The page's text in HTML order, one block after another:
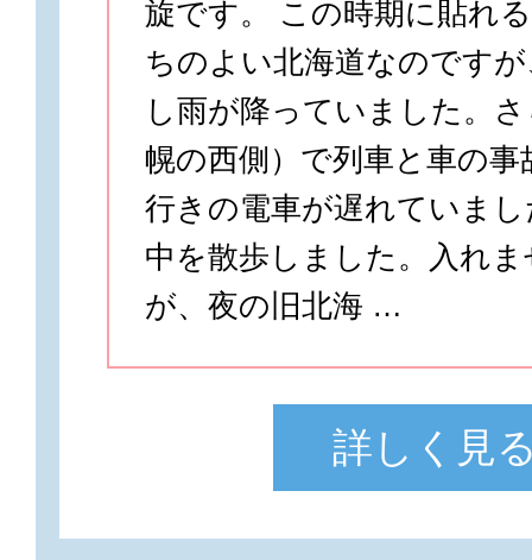
旋です。 この時期に貼れ
ちのよい北海道なのです
し雨が降っていました。
幌の西側）で列車と車の
行きの電車が遅れていま
中を散歩しました。入れ
が、夜の旧北海 …
詳しく見